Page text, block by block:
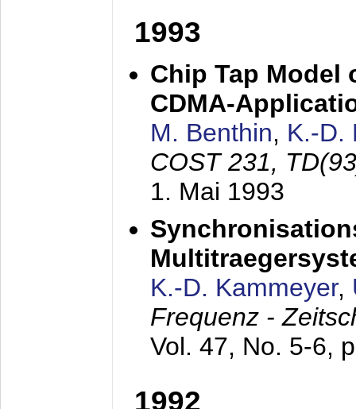
1993
Chip Tap Model
CDMA-
M. Benthin, K.-D.
COST 231,
1. Mai 1993
K.-D. Kammeyer,
Frequenz -
Vol. 47, No. 5-6,
1992